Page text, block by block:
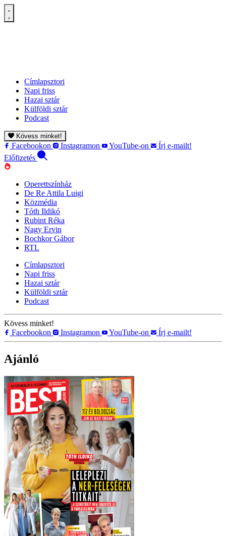
Címlapsztori
Napi friss
Hazai sztár
Külföldi sztár
Podcast
Kövess minket!
Facebookon Instagramon YouTube-on
Írj e-mailt!
Előfizetés
Operettszínház
De Re Attila Luigi
Közmédia
Tóth Ildikó
Rubint Réka
Nagy Ervin
Bochkor Gábor
RTL
Címlapsztori
Napi friss
Hazai sztár
Külföldi sztár
Podcast
Kövess minket!
Facebookon
Instagramon YouTube-on Írj e-mailt!
Ajánló